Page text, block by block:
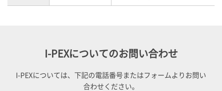
I-PEXについてのお問い合わせ
I-PEXについては、下記の電話番号またはフォームよりお問い
合わせください。